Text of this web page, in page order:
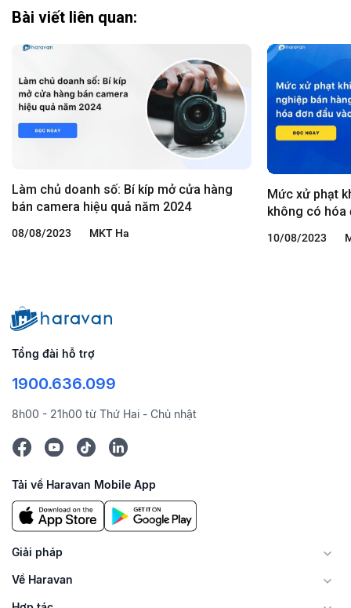
Bài viết liên quan:
Làm chủ doanh số: Bí kíp mở cửa hàng
bán camera hiệu quả năm 2024
08/08/2023 MKT Ha
Mức xử phạt
không có hóa
10/08/2023
Tổng đài hỗ trợ
1900.636.099
8h00 - 21h00 từ Thứ Hai - Chủ nhật
Tải về Haravan Mobile App
Giải pháp
Về Haravan